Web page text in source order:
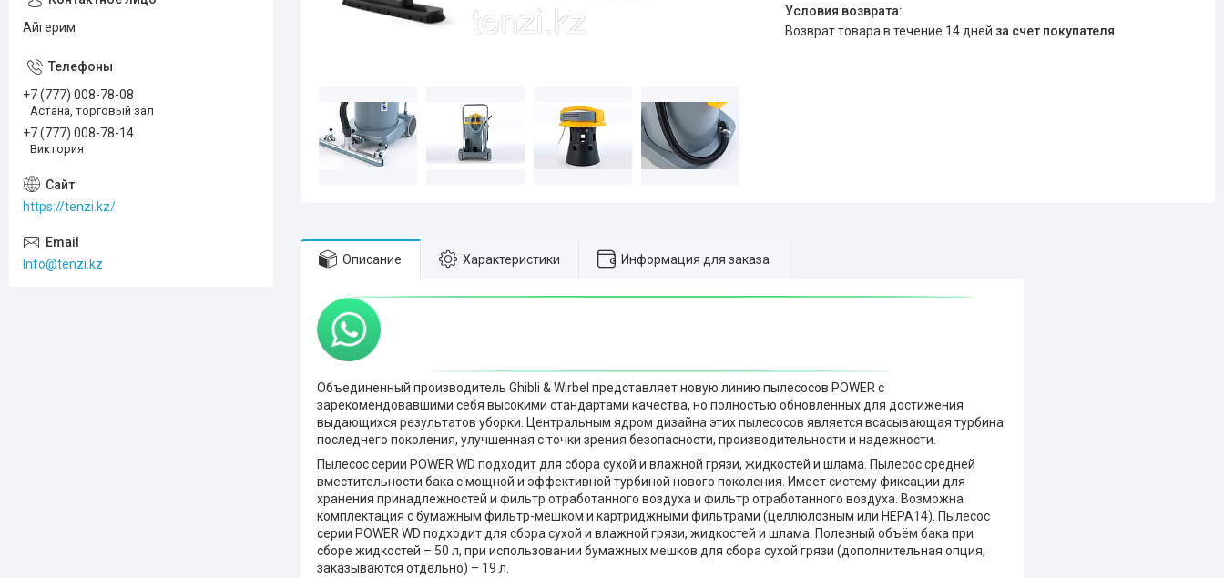
возврат товара в течение 14 дней за счет покупателя
Описание Характеристики Информация для заказа
Объединенный производитель Ghibli & Wirbel представляет новую линию пылесосов POWER с
зарекомендовавшими себя высокими стандартами качества, но полностью обновленных для достижения
выдающихся результатов уборки. Центральным ядром дизайна этих пылесосов является всасывающая турбина
последнего поколения, улучшенная с точки зрения безопасности, производительности и надежности.
Пылесос серии POWER WD подходит для сбора сухой и влажной грязи, жидкостей и шлама. Пылесос средней
вместительности бака с мощной и эффективной турбиной нового поколения. Имеет систему фиксации для
хранения принадлежностей и фильтр отработанного воздуха и фильтр отработанного воздуха. Возможна
комплектация с бумажным фильтр-мешком и картриджными фильтрами (целлюлозным или HEPA14). Пылесос
серии POWER WD подходит для сбора сухой и влажной грязи, жидкостей и шлама. Полезный объём бака при
сборе жидкостей – 50 л, при использовании бумажных мешков для сбора сухой грязи (дополнительная опция,
заказываются отдельно) – 19 л.
Айгерим
+7 (777) 008-78-08
Астана, торговый зал
+7 (777) 008-78-14
Виктория
https://tenzi.kz/
Info@tenzi.kz